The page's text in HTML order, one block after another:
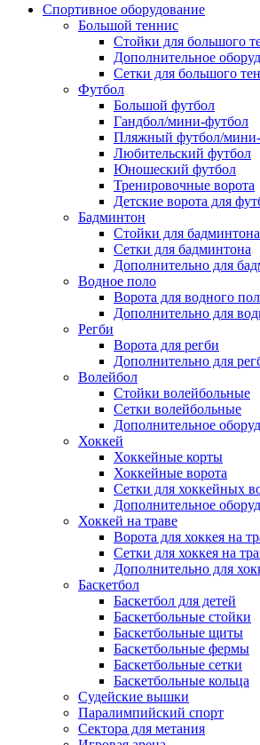
Спортивное оборудование
Большой теннис
Стойки для большого
Дополнительное
Сетки для большого
Футбол
Большой футбол
Гандбол/мини-футбол
Пляжный футбол/
Любительский футбол
Юношеский футбол
Тренировочные ворота
Детские ворота для
Бадминтон
Стойки для бадминтона
Сетки для бадминтона
Дополнительно для
Водное поло
Ворота для водного
Дополнительно для
Регби
Ворота для регби
Дополнительно для
Волейбол
Стойки волейбольные
Сетки волейбольные
Дополнительное
Хоккей
Хоккейные корты
Хоккейные ворота
Сетки для хоккейных
Дополнительное
Хоккей на траве
Ворота для хоккея на
Сетки для хоккея на
Дополнительно для
Баскетбол
Баскетбол для детей
Баскетбольные стойки
Баскетбольные щиты
Баскетбольные фермы
Баскетбольные сетки
Баскетбольные кольца
Судейские вышки
Паралимпийский спорт
Сектора для метания